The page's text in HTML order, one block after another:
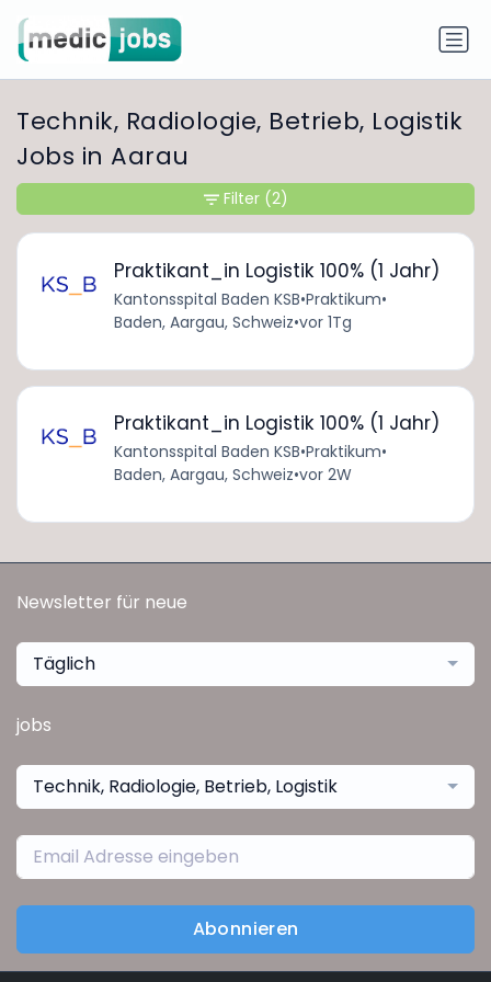
Technik, Radiologie, Betrieb, Logistik
Jobs in Aarau
Praktikant_in Logistik 100% (1 Jahr)
Kantonsspital Baden KSB•Praktikum•
Baden, Aargau, Schweiz•vor 1Tg
Praktikant_in Logistik 100% (1 Jahr)
Kantonsspital Baden KSB•Praktikum•
Baden, Aargau, Schweiz•vor 2W
Filter (2)
Newsletter für neue
Täglich
jobs
Technik, Radiologie, Betrieb, Logistik
Abonnieren